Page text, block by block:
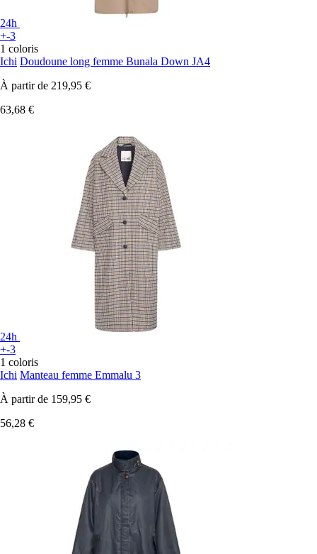
24h
+-3
1 coloris
Ichi Doudoune long femme Bunala Down JA4
À partir de 219,95 €
63,68 €
24h
+-3
1 coloris
Ichi Manteau femme Emmalu 3
À partir de 159,95 €
56,28 €